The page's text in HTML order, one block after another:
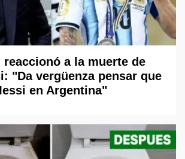
a la muerte de
"Da vergüenza pensar que
en Argentina"